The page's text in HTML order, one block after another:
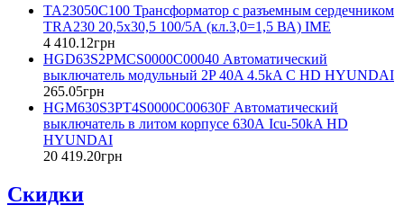
TA23050C100 Трансформатор c разъемным сердечником
TRA230 20,5x30,5 100/5А (кл.3,0=1,5 ВА) IME
4 410.12грн
HGD63S2PMCS0000C00040 Автоматический
выключатель модульный 2P 40A 4.5kA C HD HYUNDAI
265.05грн
HGM630S3PT4S0000C00630F Автоматический
выключатель в литом корпусе 630А Icu-50kA HD
HYUNDAI
20 419.20грн
Скидки